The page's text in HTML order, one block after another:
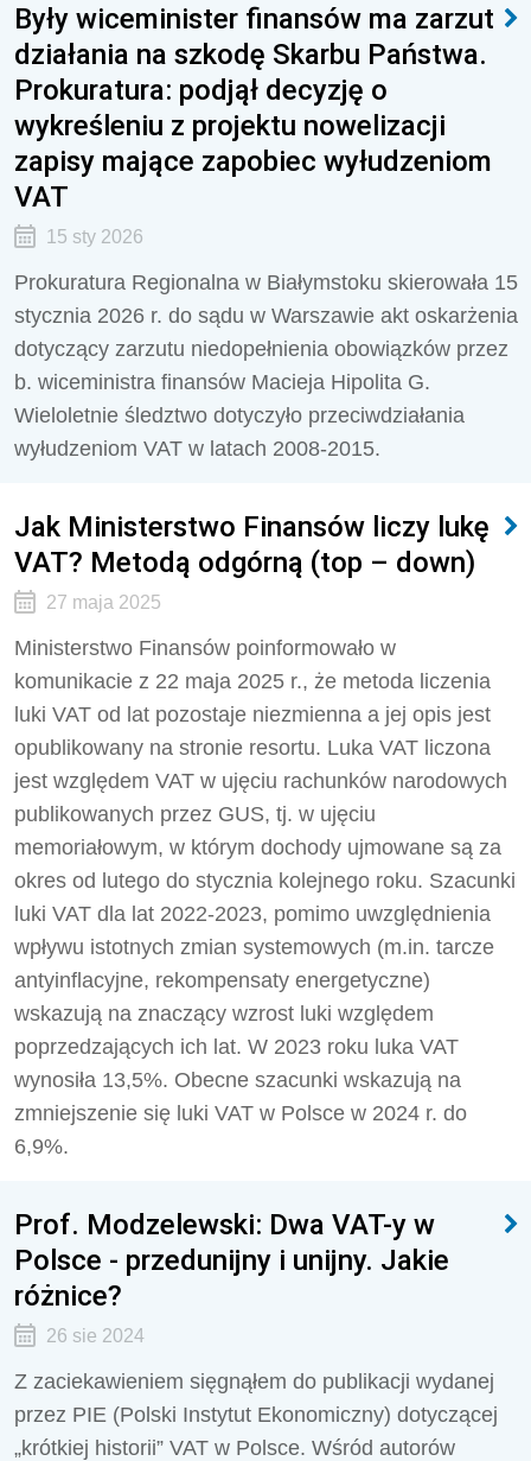
Były wiceminister finansów ma zarzut
działania na szkodę Skarbu Państwa.
Prokuratura: podjął decyzję o
wykreśleniu z projektu nowelizacji
zapisy mające zapobiec wyłudzeniom
VAT
15 sty 2026
Prokuratura Regionalna w Białymstoku skierowała 15
stycznia 2026 r. do sądu w Warszawie akt oskarżenia
dotyczący zarzutu niedopełnienia obowiązków przez
b. wiceministra finansów Macieja Hipolita G.
Wieloletnie śledztwo dotyczyło przeciwdziałania
wyłudzeniom VAT w latach 2008-2015.
Jak Ministerstwo Finansów liczy lukę
VAT? Metodą odgórną (top – down)
27 maja 2025
Ministerstwo Finansów poinformowało w
komunikacie z 22 maja 2025 r., że metoda liczenia
luki VAT od lat pozostaje niezmienna a jej opis jest
opublikowany na stronie resortu. Luka VAT liczona
jest względem VAT w ujęciu rachunków narodowych
publikowanych przez GUS, tj. w ujęciu
memoriałowym, w którym dochody ujmowane są za
okres od lutego do stycznia kolejnego roku. Szacunki
luki VAT dla lat 2022-2023, pomimo uwzględnienia
wpływu istotnych zmian systemowych (m.in. tarcze
antyinflacyjne, rekompensaty energetyczne)
wskazują na znaczący wzrost luki względem
poprzedzających ich lat. W 2023 roku luka VAT
wynosiła 13,5%. Obecne szacunki wskazują na
zmniejszenie się luki VAT w Polsce w 2024 r. do
6,9%.
Prof. Modzelewski: Dwa VAT-y w
Polsce - przedunijny i unijny. Jakie
różnice?
26 sie 2024
Z zaciekawieniem sięgnąłem do publikacji wydanej
przez PIE (Polski Instytut Ekonomiczny) dotyczącej
„krótkiej historii” VAT w Polsce. Wśród autorów